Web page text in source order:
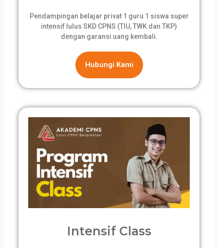
Pendampingan belajar privat 1 guru 1 siswa super
intensif lulus SKD CPNS (TIU, TWK dan TKP)
dengan garansi uang kembali.
Hubungi Kami
Intensif Class